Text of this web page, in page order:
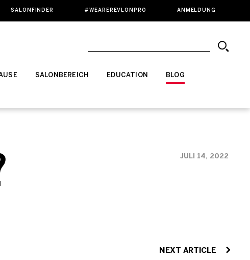
SALONFINDER #WEAREREVLONPRO ANMELDUNG
SALONBEREICH EDUCATION BLOG
JULI 14, 2022
NEXT ARTICLE